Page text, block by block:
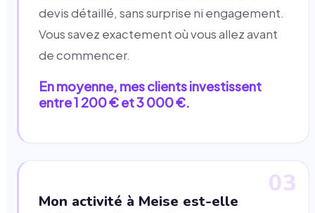
devis détaillé, sans surprise ni engagement.
Vous savez exactement où vous allez avant
de commencer.
En moyenne, mes clients investissent
entre 1 200 € et 3 000 €.
03
Mon activité à Meise est-elle